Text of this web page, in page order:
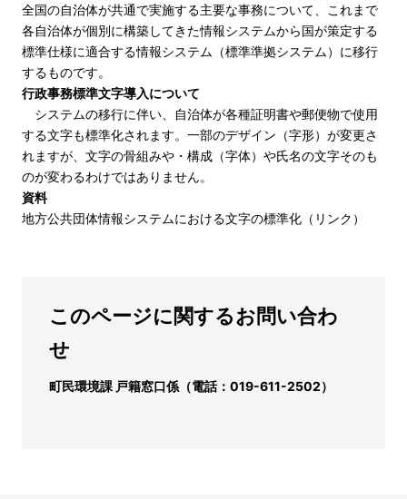
全国の自治体が共通で実施する主要な事務について、これまで
各自治体が個別に構築してきた情報システムから国が策定する
標準仕様に適合する情報システム（標準準拠システム）に移行
するものです。
行政事務標準文字導入について
システムの移行に伴い、自治体が各種証明書や郵便物で使用
する文字も標準化されます。一部のデザイン（字形）が変更さ
れますが、文字の骨組みや・構成（字体）や氏名の文字そのも
のが変わるわけではありません。
資料
地方公共団体情報システムにおける文字の標準化（リンク）
このページに関するお問い合わ
せ
町民環境課 戸籍窓口係（電話：019-611-2502）